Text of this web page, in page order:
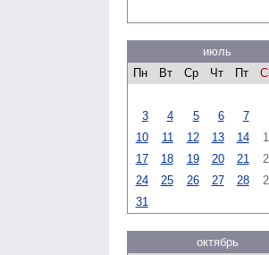
июль
Пн
Вт Ср Чт Пт
3
4 5 6 7
10
11 12 13 14
17
18 19 20 21
24
25 26 27 28
31
октябрь